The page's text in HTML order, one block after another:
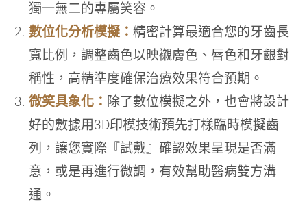
獨一無二的專屬笑容。
數位化分析模擬：精密計算最適合您的牙齒長
寬比例，調整齒色以映襯膚色、唇色和牙齦對
稱性，高精準度確保治療效果符合預期。
微笑具象化： 除了數位模擬之外，也會將設計
好的數據用3D印模技術預先打樣臨時模擬齒
列，讓您實際『試戴』確認效果呈現是否滿
意，或是再進行微調，有效幫助醫病雙方溝
通。